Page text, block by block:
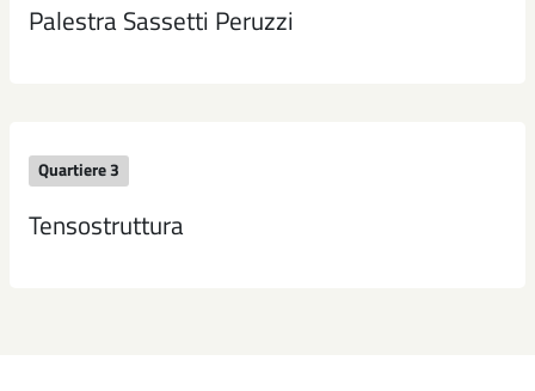
Palestra Sassetti Peruzzi
Quartiere 3
Tensostruttura